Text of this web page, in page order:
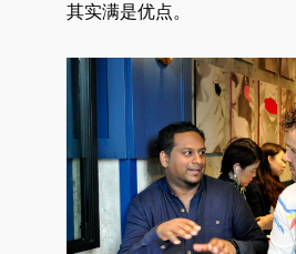
其实满是优点。